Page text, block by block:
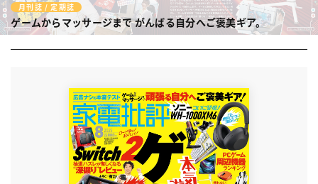
月刊誌 / 定期誌
ゲームからマッサージまでがんばる自分へご褒美ギア。